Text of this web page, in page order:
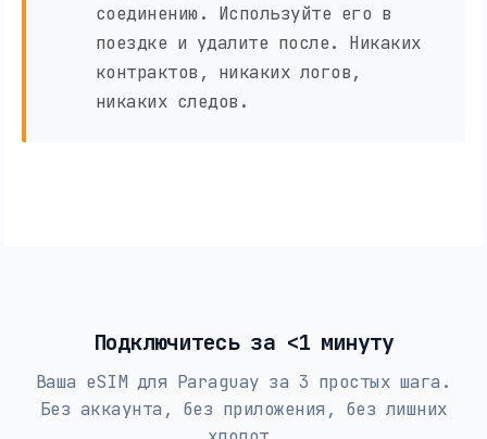
соединению. Используйте его в
поездке и удалите после. Никаких
контрактов, никаких логов,
никаких следов.
Подключитесь за <1 минуту
Ваша eSIM для Paraguay за 3 простых шага.
Без аккаунта, без приложения, без лишних